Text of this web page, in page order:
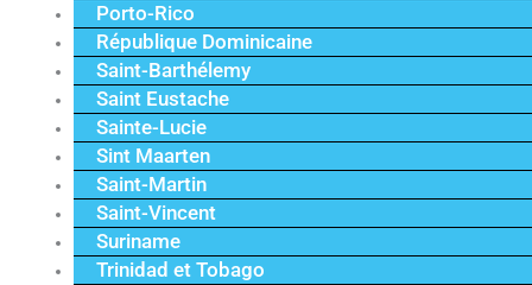
Porto-Rico
République Dominicaine
Saint-Barthélemy
Saint Eustache
Sainte-Lucie
Sint Maarten
Saint-Martin
Saint-Vincent
Suriname
Trinidad et Tobago